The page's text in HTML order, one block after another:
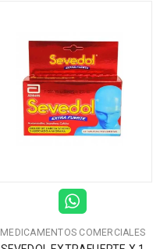
MEDICAMENTOS COMERCIALES